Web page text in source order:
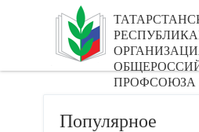
ПРОФСОЮЗА
Популярное